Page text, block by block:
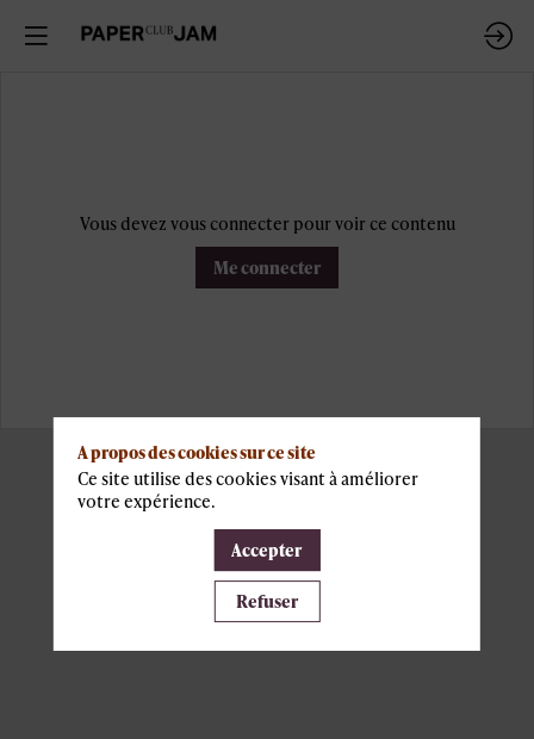
Vous devez vous connecter pour voir ce contenu
Me connecter
A propos des cookies sur ce site
Ce site utilise des cookies visant à améliorer
votre expérience.
Accepter
Refuser